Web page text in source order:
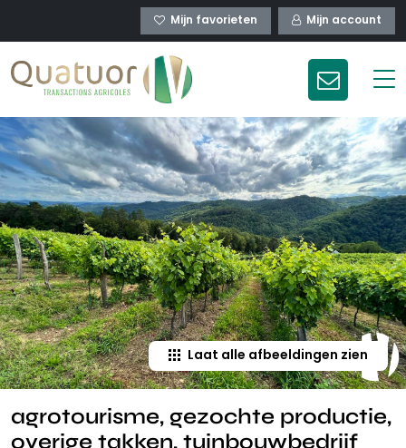
Mijn favorieten Mijn account
Laat alle afbeeldingen zien
agrotourisme, gezochte productie,
overige takken, tuinbouwbedrijf